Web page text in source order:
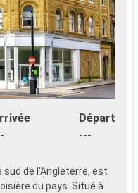
Départ
---
sud de l'Angleterre, est
du pays. Situé à